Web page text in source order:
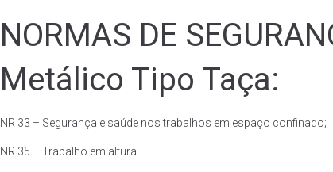
NORMAS DE
Metálico Tipo Taça:
NR 33 – Segurança e saúde nos trabalhos em espaço confinado;
NR 35 – Trabalho em altura.